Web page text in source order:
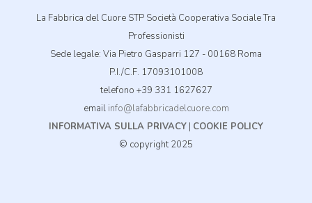
La Fabbrica del Cuore STP Società Cooperativa Sociale Tra
Professionisti
Sede legale: Via Pietro Gasparri 127 - 00168 Roma
P.I./C.F. 17093101008
telefono +39 331 1627627
email info@lafabbricadelcuore.com
INFORMATIVA SULLA PRIVACY | COOKIE POLICY
© copyright 2025